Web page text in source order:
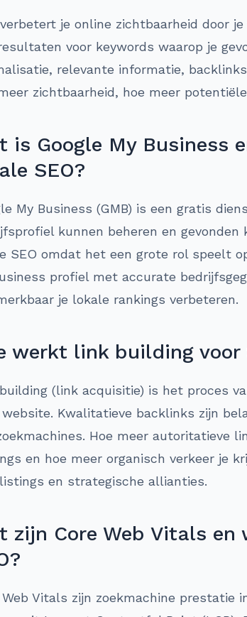
verbetert je online zichtbaarheid door
voor keywords waarop je
relevante informatie,
zichtbaarheid, hoe meer
is Google My Business
SEO?
My Business (GMB) is een gratis
kunnen beheren en
SEO omdat het een grote rol speelt
profiel met accurate
je lokale rankings verbeteren.
werkt link building voor
(link acquisitie) is het proces
Kwalitatieve backlinks zijn
Hoe meer autoritatieve
en hoe meer organisch verkeer je
en strategische allianties.
zijn Core Web Vitals
Web Vitals zijn zoekmachine prestatie